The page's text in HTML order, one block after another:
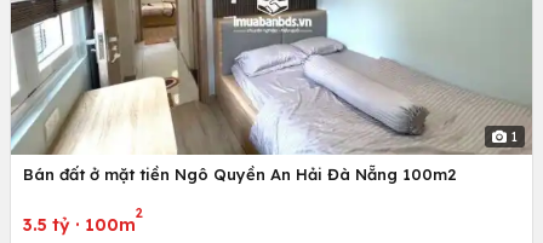
1
Bán đất ở mặt tiền Ngô Quyền An Hải Đà Nẵng 100m2
3.5 tỷ · 100m
2